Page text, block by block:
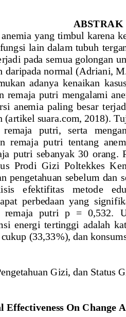
ABSTRAK
yang timbul karena
lain dalam tubuh
pada semua golongan
daripada normal (Adriani,
adanya  kenaikan
remaja  putri  mengalami
anemia  paling  besar
(artikel suara.com, 2018).
remaja   putri,   serta
remaja  putri tentang
putri sebanyak 30  orang
us  Prodi  Gizi Poltekkes
pengetahuan sebelum dan
efektifitas   metode
perbedaan  yang
remaja  putri  p  =  0,532.
energi  tertinggi  adalah
(33,33%), dan
Gizi, dan Status
On Change